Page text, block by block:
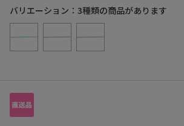
バリエーション： 3種類の商品があります